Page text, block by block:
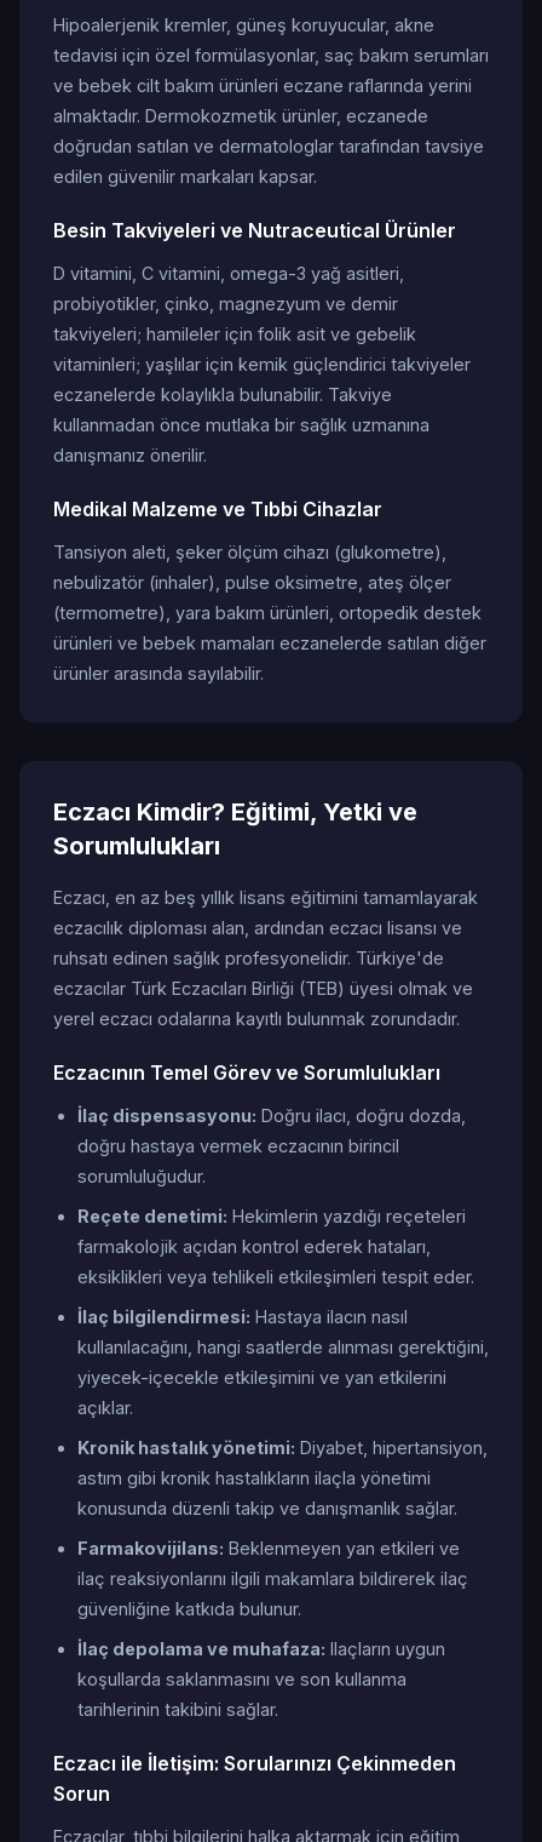
Hipoalerjenik kremler, güneş koruyucular, akne
tedavisi için özel formülasyonlar, saç bakım serumları
ve bebek cilt bakım ürünleri eczane raflarında yerini
almaktadır. Dermokozmetik ürünler, eczanede
doğrudan satılan ve dermatologlar tarafından tavsiye
edilen güvenilir markaları kapsar.
Besin Takviyeleri ve Nutraceutical Ürünler
D vitamini, C vitamini, omega-3 yağ asitleri,
probiyotikler, çinko, magnezyum ve demir
takviyeleri; hamileler için folik asit ve gebelik
vitaminleri; yaşlılar için kemik güçlendirici takviyeler
eczanelerde kolaylıkla bulunabilir. Takviye
kullanmadan önce mutlaka bir sağlık uzmanına
danışmanız önerilir.
Medikal Malzeme ve Tıbbi Cihazlar
Tansiyon aleti, şeker ölçüm cihazı (glukometre),
nebulizatör (inhaler), pulse oksimetre, ateş ölçer
(termometre), yara bakım ürünleri, ortopedik destek
ürünleri ve bebek mamaları eczanelerde satılan diğer
ürünler arasında sayılabilir.
Eczacı Kimdir? Eğitimi, Yetki ve
Sorumlulukları
Eczacı, en az beş yıllık lisans eğitimini tamamlayarak
eczacılık diploması alan, ardından eczacı lisansı ve
ruhsatı edinen sağlık profesyonelidir. Türkiye'de
eczacılar Türk Eczacıları Birliği (TEB) üyesi olmak ve
yerel eczacı odalarına kayıtlı bulunmak zorundadır.
Eczacının Temel Görev ve Sorumlulukları
İlaç dispensasyonu: Doğru ilacı, doğru dozda,
doğru hastaya vermek eczacının birincil
sorumluluğudur.
Reçete denetimi: Hekimlerin yazdığı reçeteleri
farmakolojik açıdan kontrol ederek hataları,
eksiklikleri veya tehlikeli etkileşimleri tespit eder.
İlaç bilgilendirmesi: Hastaya ilacın nasıl
kullanılacağını, hangi saatlerde alınması gerektiğini,
yiyecek-içecekle etkileşimini ve yan etkilerini
açıklar.
Kronik hastalık yönetimi: Diyabet, hipertansiyon,
astım gibi kronik hastalıkların ilaçla yönetimi
konusunda düzenli takip ve danışmanlık sağlar.
Farmakovijilans: Beklenmeyen yan etkileri ve
ilaç reaksiyonlarını ilgili makamlara bildirerek ilaç
güvenliğine katkıda bulunur.
İlaç depolama ve muhafaza: Ilaçların uygun
koşullarda saklanmasını ve son kullanma
tarihlerinin takibini sağlar.
Eczacı ile İletişim: Sorularınızı Çekinmeden
Sorun
Eczacılar, tıbbi bilgilerini halka aktarmak için eğitim